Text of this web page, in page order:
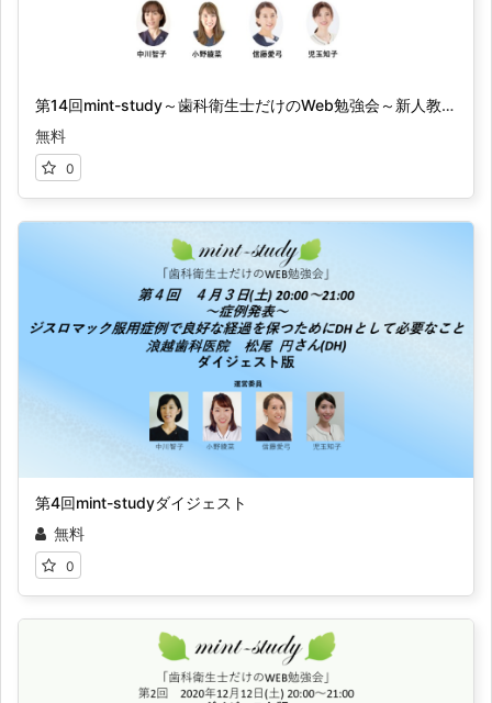
第14回mint-study～歯科衛生士だけのWeb勉強会～新人教育について（ディスカッション）ダイジェスト版
無料
0
第4回mint-studyダイジェスト
無料
0